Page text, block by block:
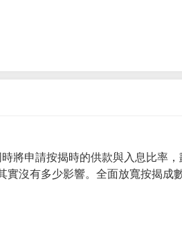
將申請按揭時的供款與入息比率
沒有多少影響。全面放寬按揭成